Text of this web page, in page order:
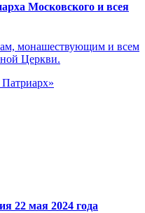
Московского и всея
монашествующим и всем
Церкви.
22 мая 2024 года